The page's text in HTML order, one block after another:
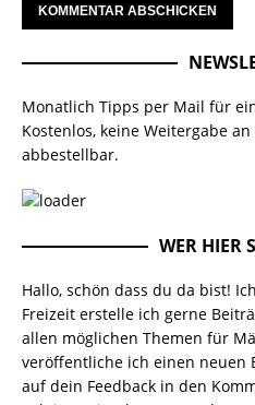
Monatlich Tipps per Mail für
Kostenlos, keine Weitergabe
abbestellbar.
WER HIER
Hallo, schön dass du da bist!
Freizeit erstelle ich gerne
allen möglichen Themen für
veröffentliche ich einen neuen
auf dein Feedback in den